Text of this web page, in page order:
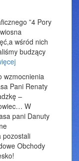
”4 Pory
wśród nich
budzący
wzmocnienia
Pani Renaty
–
W
pani Danuty
pozostali
Obchody